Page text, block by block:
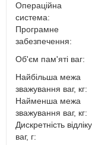
Операційна
система:
Програмне
забезпечення:
Об'єм пам'яті ваг:
Найбільша межа
зважування ваг, кг:
Найменша межа
зважування ваг, кг:
Дискретність відліку
ваг, г: